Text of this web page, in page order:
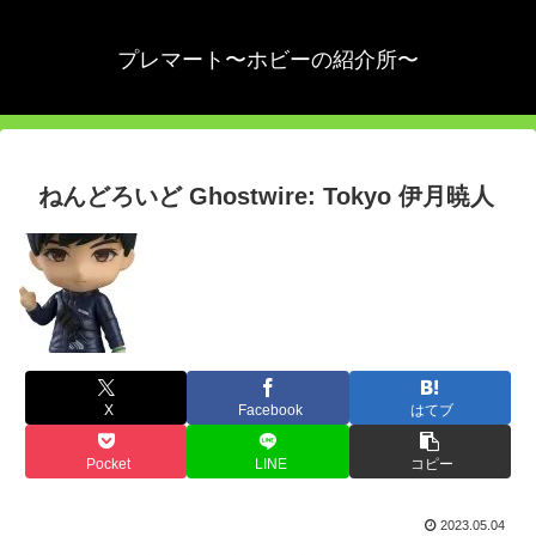
プレマート〜ホビーの紹介所〜
ねんどろいど Ghostwire: Tokyo 伊月暁人
X Facebook はてブ
Pocket LINE コピー
2023.05.04